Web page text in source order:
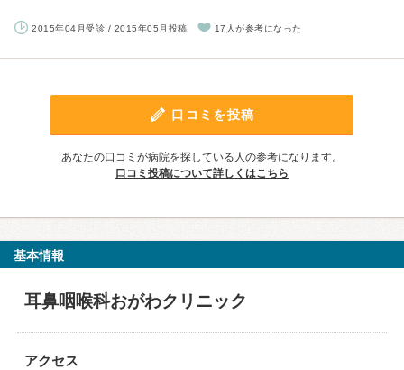
2015年04月受診 / 2015年05月投稿 17人が参考になった
口コミを投稿
あなたの口コミが病院を探している人の参考になります。
口コミ投稿について詳しくはこちら
基本情報
耳鼻咽喉科おがわクリニック
アクセス